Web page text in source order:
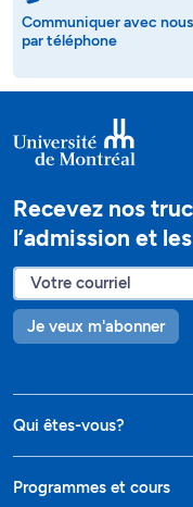
Communiquer avec nous
par téléphone
Recevez nos
l’admission et
Je veux m'abonner
Qui êtes-vous?
Programmes et cours